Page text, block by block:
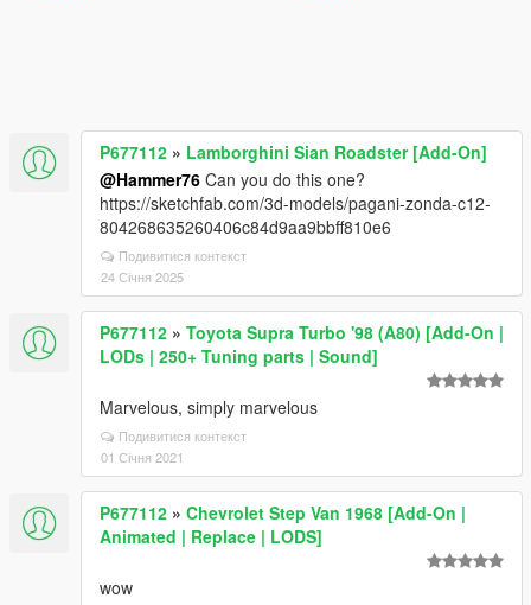
P677112 » Lamborghini Sian Roadster [Add-On]
@Hammer76 Can you do this one?
https://sketchfab.com/3d-models/pagani-zonda-c12-
804268635260406c84d9aa9bbff810e6
Подивитися контекст
24 Січня 2025
P677112 » Toyota Supra Turbo '98 (A80) [Add-On |
LODs | 250+ Tuning parts | Sound]
Marvelous, simply marvelous
Подивитися контекст
01 Січня 2021
P677112 » Chevrolet Step Van 1968 [Add-On |
Animated | Replace | LODS]
wow